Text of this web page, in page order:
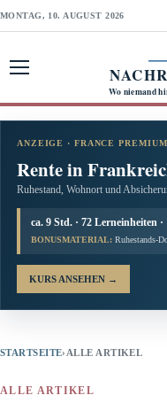
MONTAG, 10. AUGUST 2026
Wo niemand
ANZEIGE · FRANCE
Rente in
Ruhestand, Wohnort und
ca. 9 Std. · 72 Lerneinheiten ·
BONUSMATERIAL: Ruhestands-
KURS ANSEHEN →
STARTSEITE› ALLE ARTIKEL
ALLE ARTIKEL